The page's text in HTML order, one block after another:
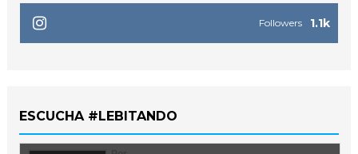
1.1k
Followers
ESCUCHA #LEBITANDO